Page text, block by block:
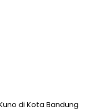
di Kota Bandung